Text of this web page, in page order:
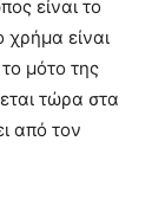
είναι το
είναι
μότο της
τώρα στα
από τον